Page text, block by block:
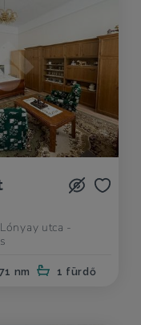
utca -
71 nm 1 fürdő